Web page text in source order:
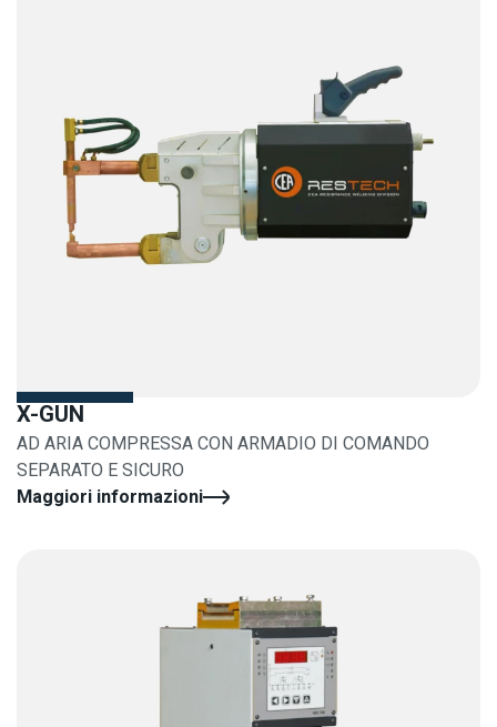
X-GUN
AD ARIA COMPRESSA CON ARMADIO DI COMANDO
SEPARATO E SICURO
Maggiori informazioni